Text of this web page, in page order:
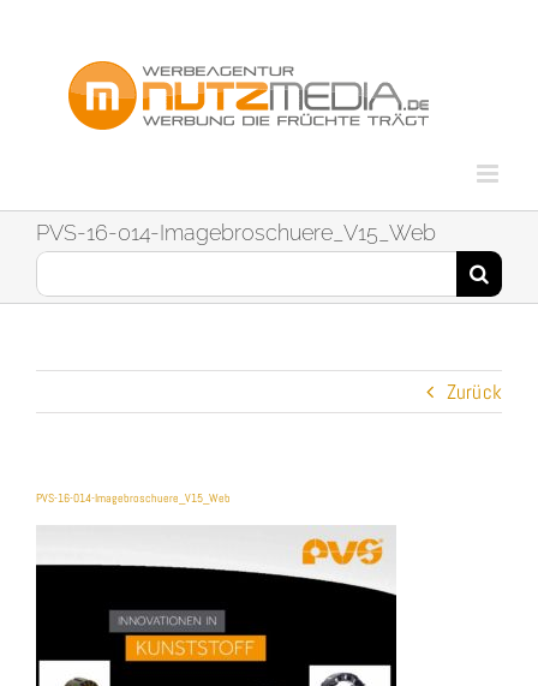
PVS-16-014-Imagebroschuere_V15_Web
Suche
nach:
Zurück
PVS-16-014-Imagebroschuere_V15_Web